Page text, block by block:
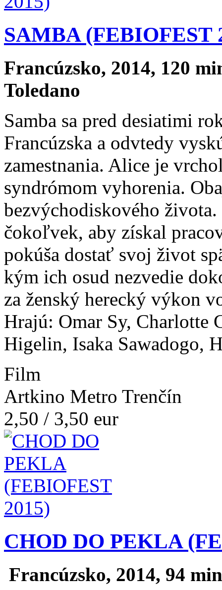
SAMBA (FEBIOFEST
Francúzsko, 2014, 120
Toledano
Samba sa pred desiatimi
Francúzska a odvtedy
zamestnania. Alice je
syndrómom vyhorenia.
bezvýchodiskového
čokoľvek, aby získal
pokúša dostať svoj život
kým ich osud nezvedie
za ženský herecký výkon
Hrajú: Omar Sy, Charlotte
Higelin, Isaka Sawadogo,
Film
Artkino Metro Trenčín
2,50 / 3,50 eur
CHOD DO PEKLA
Francúzsko, 2014, 94